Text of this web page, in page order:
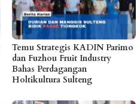
Temu Strategis KADIN Parimo
dan Fuzhou Fruit Industry
Bahas Perdagangan
Holtikultura Sulteng